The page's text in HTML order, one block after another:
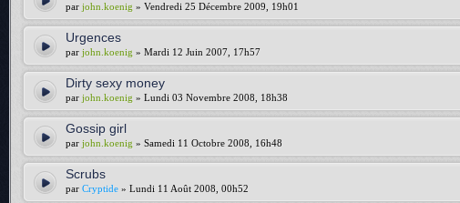
par john.koenig » Vendredi 25 Décembre 2009, 19h01
Urgences
par john.koenig » Mardi 12 Juin 2007, 17h57
Dirty sexy money
par john.koenig » Lundi 03 Novembre 2008, 18h38
Gossip girl
par john.koenig » Samedi 11 Octobre 2008, 16h48
Scrubs
par Cryptide » Lundi 11 Août 2008, 00h52